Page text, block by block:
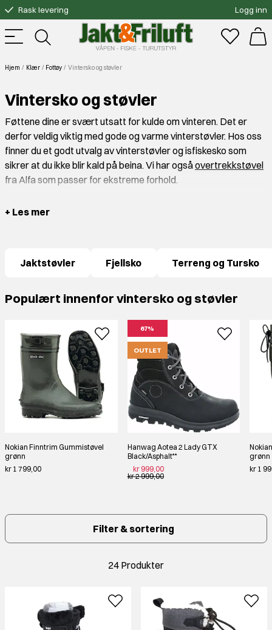
Rask levering
Gratis bytte
Fri frakt over 3000.-
Logg inn
Hjem Klær Fottøy Vintersko og støvler
Vintersko og støvler
Føttene dine er svært utsatt for kulde om vinteren. Det er
derfor veldig viktig med gode og varme vinterstøvler. Hos oss
finner du et godt utvalg av vinterstøvler og isfiskesko som
sikrer at du ikke blir kald på beina. Vi har ogsåovertrekkstøvel
fra Alfa som passer for ekstreme forhold.
Våre vinterstøvler passer for et bredt spekter av
maksimal komfort.
Hos oss i Jakt og Friluft handler du alltid trygt. Dersom
deg alltid en returlapp.
+ Les mer
Jaktstøvler Fjellsko Terreng og Tursko
Populært innenfor vintersko og støvler
Nokian Finntrim Gummistøvel
grønn
kr 1 799,00
67%
OUTLET
Hanwag Aotea 2 Lady GTX
Black/Asphalt**
kr 999,00
kr 2 999,00
grønn
kr 1
Filter & sortering
24 Produkter